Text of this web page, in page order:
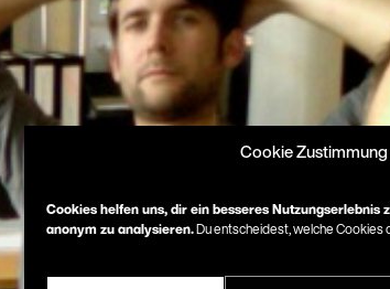
Cookie Zustimmung
Cookies helfen uns, dir ein besseres Nutzungserlebnis
anonym zu analysieren. Du entscheidest, welche Cookies